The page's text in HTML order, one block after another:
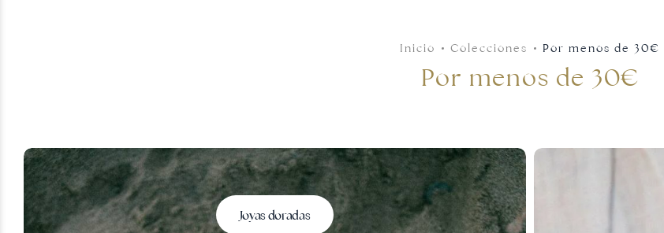
Inicio Colecciones Por menos de 30€
Por menos de 30€
Joyas doradas